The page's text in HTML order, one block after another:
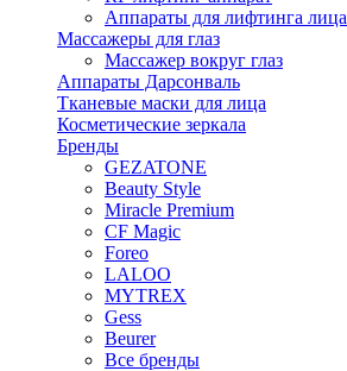
Аппараты для лифтинга лица
Массажеры для глаз
Массажер вокруг глаз
Аппараты Дарсонваль
Тканевые маски для лица
Косметические зеркала
Бренды
GEZATONE
Beauty Style
Miracle Premium
CF Magic
Foreo
LALOO
MYTREX
Gess
Beurer
Все бренды